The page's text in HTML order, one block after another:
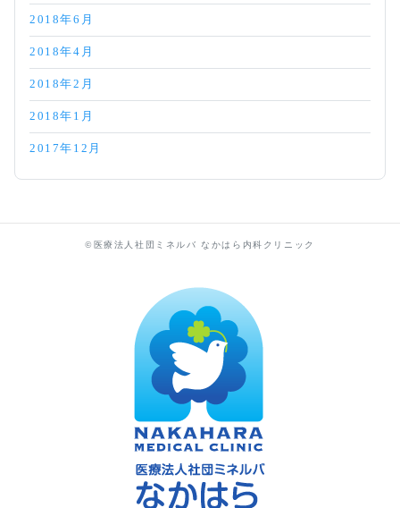
2018年6月
2018年4月
2018年2月
2018年1月
2017年12月
©医療法人社団ミネルバ なかはら内科クリニック